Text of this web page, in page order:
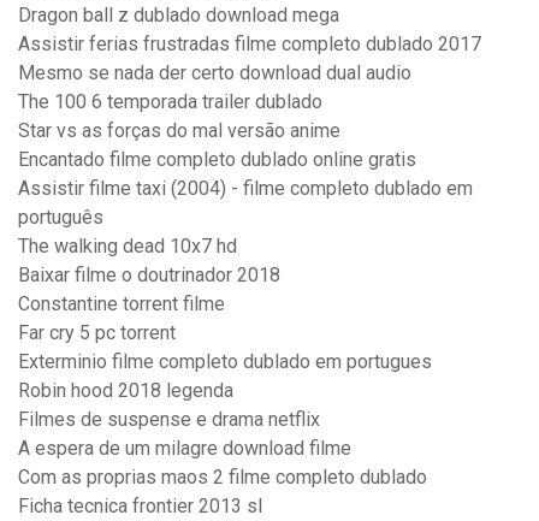
Dragon ball z dublado download mega
Assistir ferias frustradas filme completo dublado 2017
Mesmo se nada der certo download dual audio
The 100 6 temporada trailer dublado
Star vs as forças do mal versão anime
Encantado filme completo dublado online gratis
Assistir filme taxi (2004) - filme completo dublado em
português
The walking dead 10x7 hd
Baixar filme o doutrinador 2018
Constantine torrent filme
Far cry 5 pc torrent
Exterminio filme completo dublado em portugues
Robin hood 2018 legenda
Filmes de suspense e drama netflix
A espera de um milagre download filme
Com as proprias maos 2 filme completo dublado
Ficha tecnica frontier 2013 sl